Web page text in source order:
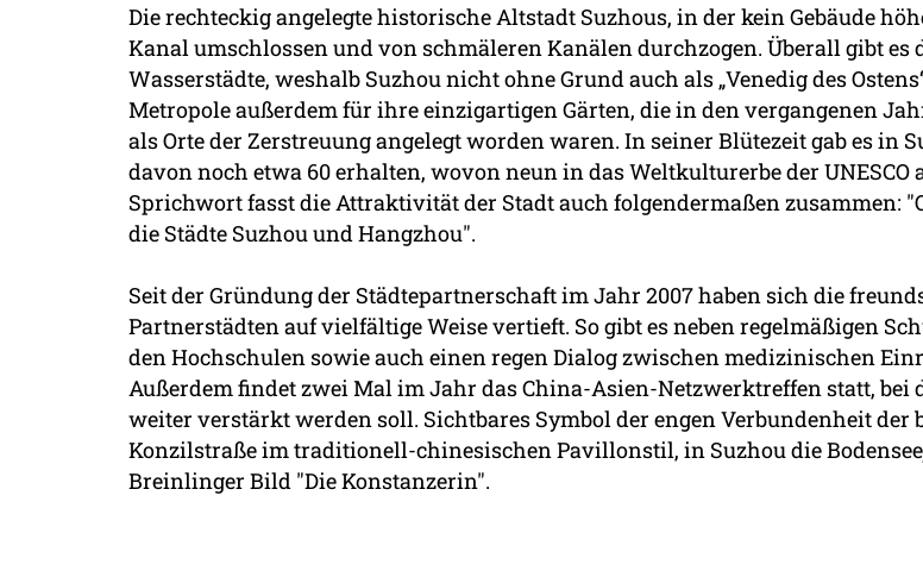
Die rechteckig angelegte historische Altstadt Suzhous, in der kein Gebäude
Kanal umschlossen und von schmäleren Kanälen durchzogen. Überall gibt
Wasserstädte, weshalb Suzhou nicht ohne Grund auch als „Venedig des
Metropole außerdem für ihre einzigartigen Gärten, die in den vergangenen
als Orte der Zerstreuung angelegt worden waren. In seiner Blütezeit gab es in
davon noch etwa 60 erhalten, wovon neun in das Weltkulturerbe der
Sprichwort fasst die Attraktivität der Stadt auch folgendermaßen zusammen:
die Städte Suzhou und Hangzhou".
Seit der Gründung der Städtepartnerschaft im Jahr 2007 haben sich die
Partnerstädten auf vielfältige Weise vertieft. So gibt es neben regelmäßigen
den Hochschulen sowie auch einen regen Dialog zwischen medizinischen
Außerdem findet zwei Mal im Jahr das China-Asien-Netzwerktreffen statt,
weiter verstärkt werden soll. Sichtbares Symbol der engen Verbundenheit der
Konzilstraße im traditionell-chinesischen Pavillonstil, in Suzhou die
Breinlinger Bild "Die Konstanzerin".